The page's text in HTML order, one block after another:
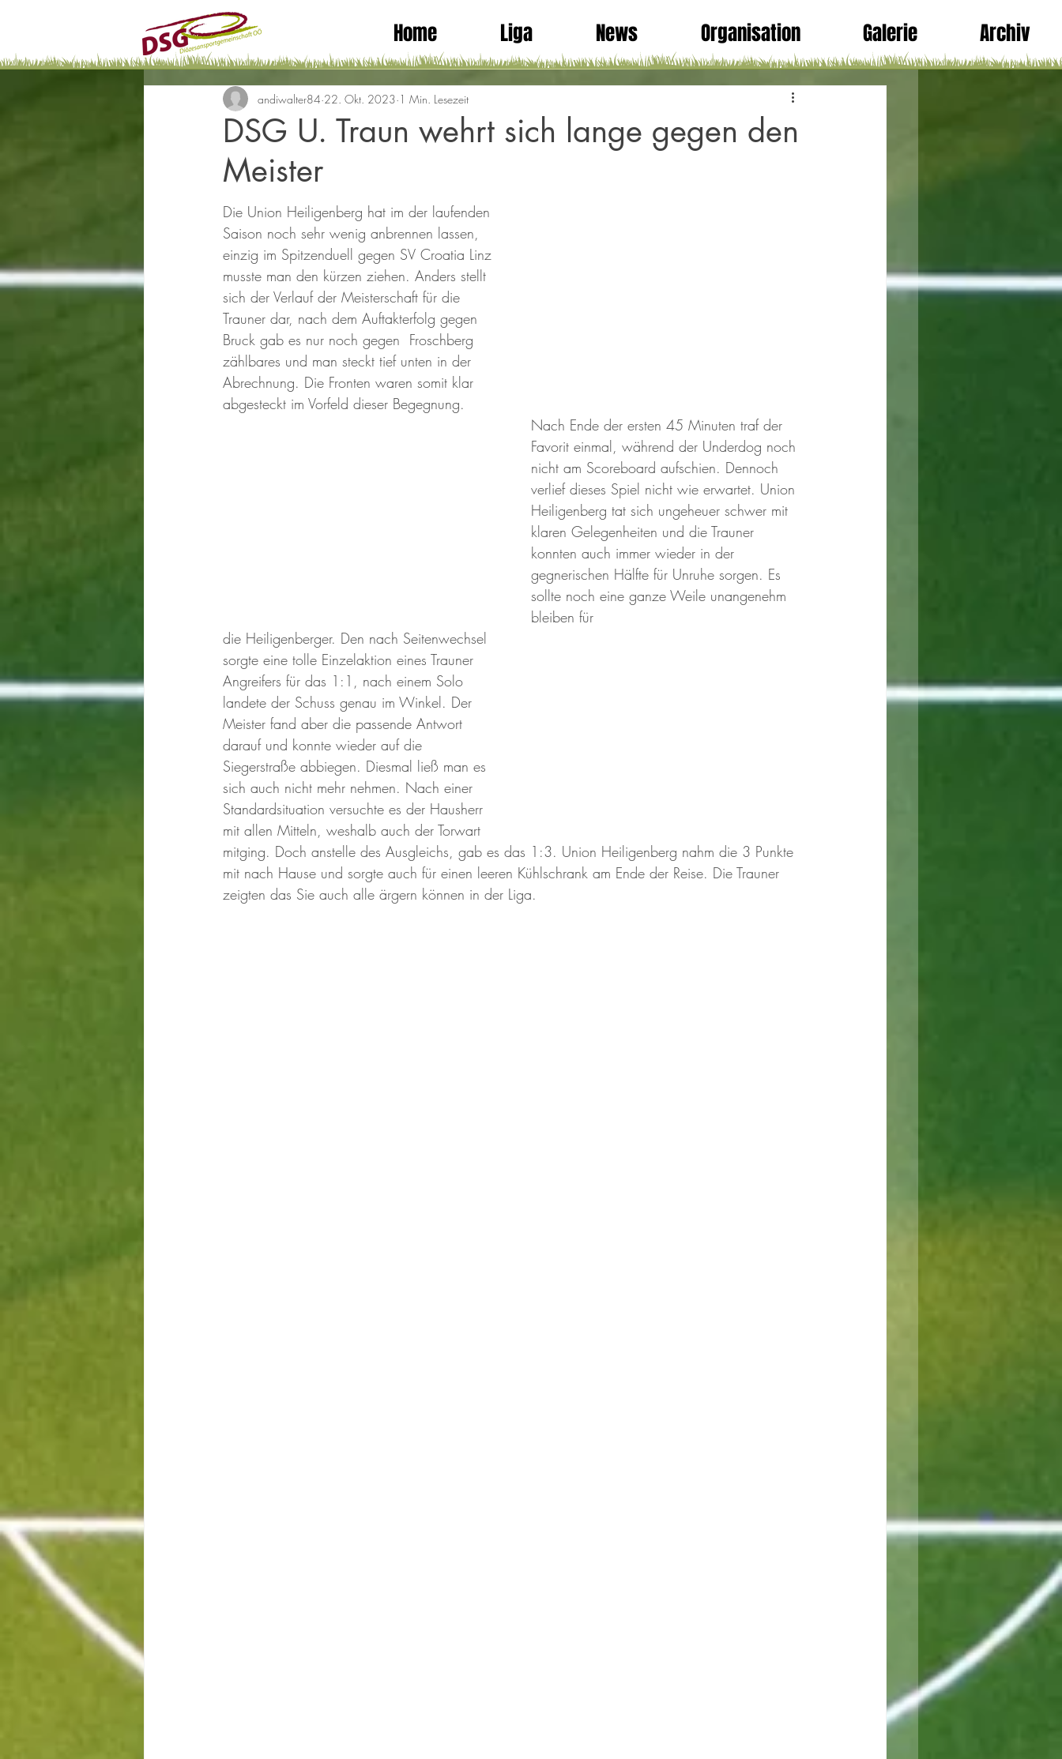
Home Liga News Organisation Galerie Archiv
DSG U. Traun wehrt sich lange gegen den
Meister
andiwalter84 22. Okt. 2023 1 Min. Lesezeit
Die Union Heiligenberg hat im der laufenden
Saison noch sehr wenig anbrennen lassen,
einzig im Spitzenduell gegen SV Croatia Linz
musste man den kürzen ziehen. Anders stellt
sich der Verlauf der Meisterschaft für die
Trauner dar, nach dem Auftakterfolg gegen
Bruck gab es nur noch gegen  Froschberg
zählbares und man steckt tief unten in der
Abrechnung. Die Fronten waren somit klar
abgesteckt im Vorfeld dieser Begegnung.
Nach Ende der ersten 45 Minuten traf der
Favorit einmal, während der Underdog noch
nicht am Scoreboard aufschien. Dennoch
verlief dieses Spiel nicht wie erwartet. Union
Heiligenberg tat sich ungeheuer schwer mit
klaren Gelegenheiten und die Trauner
konnten auch immer wieder in der
gegnerischen Hälfte für Unruhe sorgen. Es
sollte noch eine ganze Weile unangenehm
bleiben für
die Heiligenberger. Den nach Seitenwechsel
sorgte eine tolle Einzelaktion eines Trauner
Angreifers für das 1:1, nach einem Solo
landete der Schuss genau im Winkel. Der
Meister fand aber die passende Antwort
darauf und konnte wieder auf die
Siegerstraße abbiegen. Diesmal ließ man es
sich auch nicht mehr nehmen. Nach einer
Standardsituation versuchte es der Hausherr
mit allen Mitteln, weshalb auch der Torwart
mitging. Doch anstelle des Ausgleichs, gab es das 1:3. Union Heiligenberg nahm die 3 Punkte
mit nach Hause und sorgte auch für einen leeren Kühlschrank am Ende der Reise. Die Trauner
zeigten das Sie auch alle ärgern können in der Liga.